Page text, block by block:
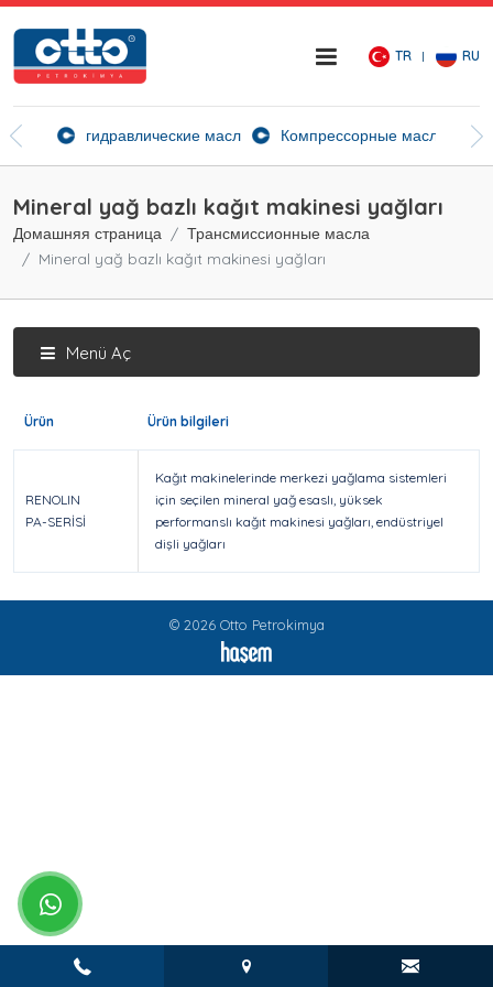
TR RU
агенты гидравлические масла Компрессорные масла
whatsapp
Mineral yağ bazlı kağıt makinesi yağları
Домашняя страница
Трансмиссионные масла
Mineral yağ bazlı kağıt makinesi yağları
Menü Aç
Ürün Ürün bilgileri
RENOLIN
PA-SERİSİ
Kağıt makinelerinde merkezi yağlama sistemleri
için seçilen mineral yağ esaslı, yüksek
performanslı kağıt makinesi yağları, endüstriyel
dişli yağları
© 2026 Otto Petrokimya